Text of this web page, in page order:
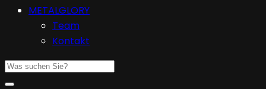
METALGLORY
Team
Kontakt